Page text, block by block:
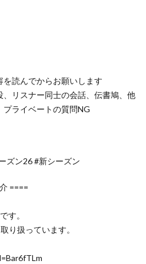
読んでからお願いします
リスナー同士の会話、伝書鳩、他
ライベートの質問NG
ズン26 #新シーズン
====
す。
り扱っています。